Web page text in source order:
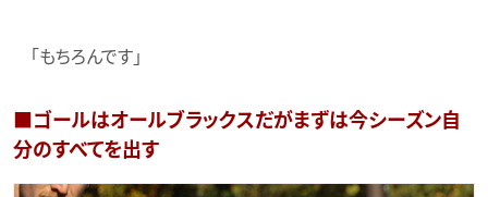
「もちろんです」
■ゴールはオールブラックスだがまずは今シーズン自
分のすべてを出す